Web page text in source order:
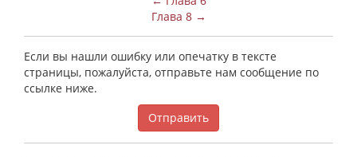
Глава 8 →
Если вы нашли ошибку или опечатку в тексте
страницы, пожалуйста, отправьте нам сообщение по
ссылке ниже.
Отправить